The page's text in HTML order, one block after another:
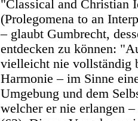
"Classical and Christian
(Prolegomena to an
– glaubt Gumbrecht,
entdecken zu können:
vielleicht nie vollständig
Harmonie – im Sinne
Umgebung und dem
welcher er nie erlangen